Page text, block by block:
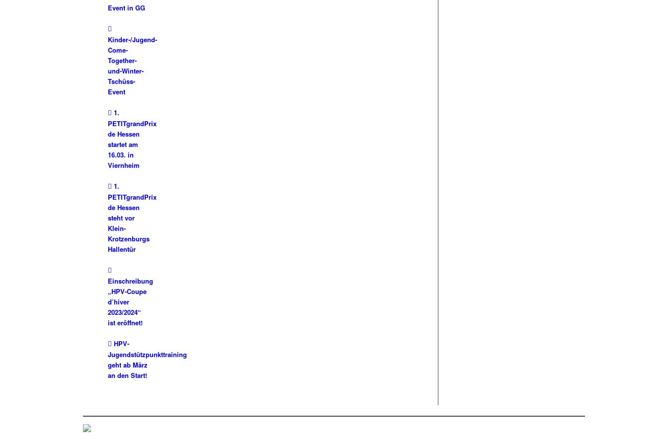
Event in GG
Kinder-/Jugend-
Come-
Together-
und-Winter-
Tschüss-
Event
1.
PETITgrandPrix
de Hessen
startet am
16.03. in
Viernheim
1.
PETITgrandPrix
de Hessen
steht vor
Klein-
Krotzenburgs
Hallentür
Einschreibung
„HPV-Coupe
d’hiver
2023/2024“
ist eröffnet!
HPV-
Jugendstützpunkttraining
geht ab März
an den Start!